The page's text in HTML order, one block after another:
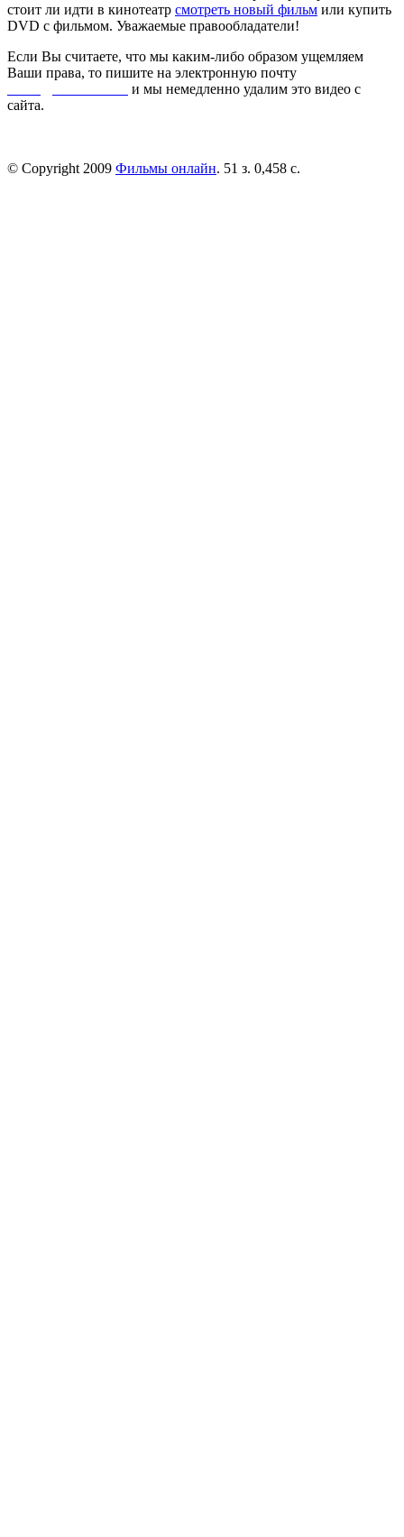
стоит ли идти в кинотеатр смотреть новый фильм или купить
DVD с фильмом. Уважаемые правообладатели!
Если Вы считаете, что мы каким-либо образом ущемляем
Ваши права, то пишите на электронную почту
и мы немедленно удалим это видео с
сайта.
© Copyright 2009 Фильмы онлайн. 51 з. 0,458 с.